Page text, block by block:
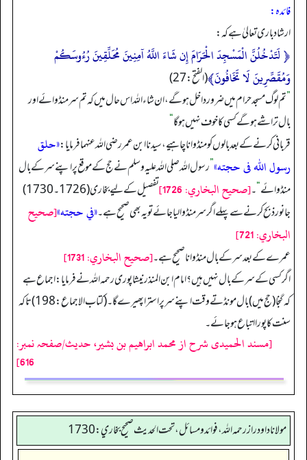
فائدہ:
ارشاد باری تعالیٰ ہے کہ:
﴿ لَتَدْخُلُنَّ الْمَسْجِدَ الْحَرَامَ إِن شَاءَ اللَّهُ آمِنِينَ مُحَلِّقِينَ رُءُوسَكُمْ
وَمُقَصِّرِينَ لَا تَخَافُونَ﴾(الفتح: 27)
”تم لوگ مسجد حرام میں ضرور داخل ہو گے، ان شاء اللہ اس حال میں کہ تم سرمنڈوائے اور
بال تراشے ہو گے کسی کا خوف نہیں ہوگا“
قربانی کرنے کے بعد بالوں کو منڈوانا چاہیے، سیدنا ابن عمر رضی اللہ عنہما فرمایا:«حلق
رسول الله فى حجته»”رسول اللہ صلی اللہ علیہ وسلم نے حج کے موقع پر اپنے سر کے بال
منڈوائے“۔[صحيح البخاري: 1726]
تفصیل کے لیے بخاری (1726۔ 1730)
جانور ذبح کرنے سے پہلے اگر سرمنڈوالیا جائے تو یہ بھی صحیح ہے۔«في حجته»[صحيح
البخاري: 721]
عمرے کے بعد سر کے بال منڈوانا صحيح ہے۔[صحيح البخاري: 1731]
اگر کسی کے سر کے بال نہیں ہیں؟ امام ابن المنذر نیشا پوری رحمہ اللہ نے فرمایا: اجماع ہے
کہ گنجا (حج میں) بال مونڈتے وقت اپنے سر پر استرا پھیرے گا۔ (کتاب الاجماع: 198) تا کہ
سنت کا پورا اتباع ہو جائے۔
[مسند الحمیدی شرح از محمد ابراهيم بن بشير، حدیث/صفحہ نمبر:
616]
مولانا داود راز رحمه الله، فوائد و مسائل، تحت الحديث صحيح بخاري: 1730